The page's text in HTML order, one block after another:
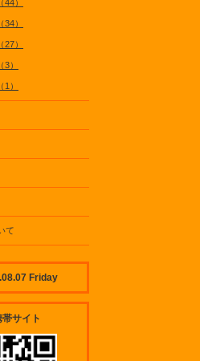
）
）
）
）
）
て
Friday
帯サイト